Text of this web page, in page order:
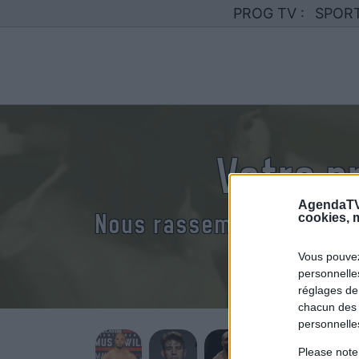
cookies,
Vous
réglages
chacun
Please
PROG TV :
Votre
Nous rassemblons le